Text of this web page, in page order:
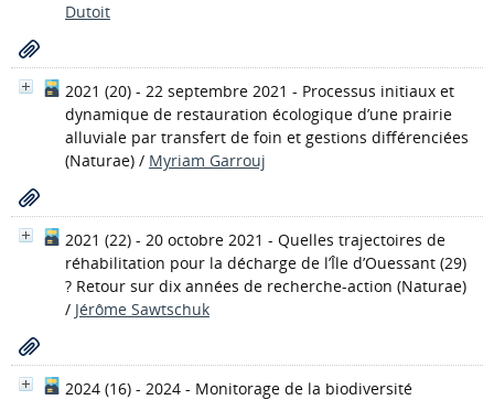
Dutoit
2021 (20) - 22 septembre 2021 - Processus initiaux et
dynamique de restauration écologique d’une prairie
alluviale par transfert de foin et gestions différenciées
(Naturae) / Myriam Garrouj
2021 (22) - 20 octobre 2021 - Quelles trajectoires de
réhabilitation pour la décharge de l’Île d’Ouessant (29)
? Retour sur dix années de recherche-action (Naturae)
/ Jérôme Sawtschuk
2024 (16) - 2024 - Monitorage de la biodiversité